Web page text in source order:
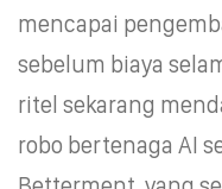
mencapai
sebelum biaya
ritel sekarang
robo bertenaga AI